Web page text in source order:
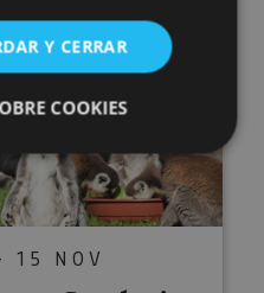
Planes molones en Sendaviva
15 NOV
Y CERRAR
COOKIES
necesarias